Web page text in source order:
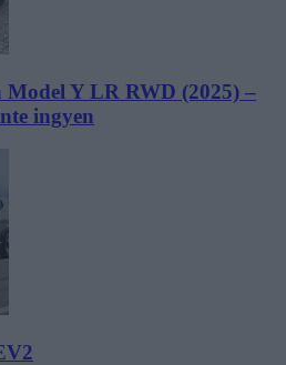
Model Y LR RWD (2025) –
ingyen